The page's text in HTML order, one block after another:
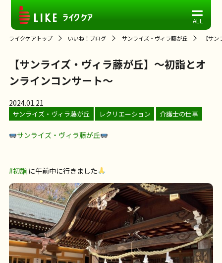
ライクケアトップ いいね！ブログ サンライズ・ヴィラ藤が丘 【サ
【サンライズ・ヴィラ藤が丘】～初詣とオ
ンラインコンサート～
2024.01.21
サンライズ・ヴィラ藤が丘 レクリエーション 介護士の仕事
サンライズ・ヴィラ藤が丘
#初詣に午前中に行きました